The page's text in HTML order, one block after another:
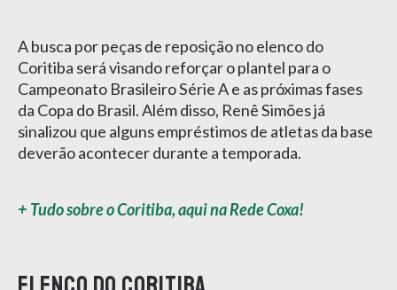
A busca por peças de reposição no elenco do
Coritiba será visando reforçar o plantel para o
Campeonato Brasileiro Série A e as próximas fases
da Copa do Brasil. Além disso, Renê Simões já
sinalizou que alguns empréstimos de atletas da base
deverão acontecer durante a temporada.
+ Tudo sobre o Coritiba, aqui na Rede Coxa!